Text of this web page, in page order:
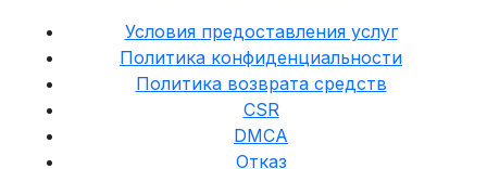
Условия предоставления услуг
Политика конфиденциальности
Политика возврата средств
CSR
DMCA
Отказ